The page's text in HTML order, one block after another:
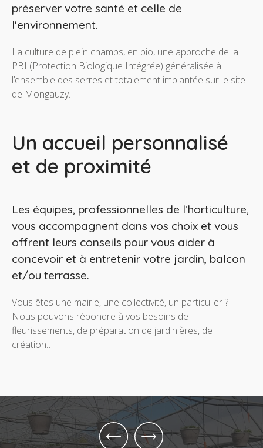
préserver votre santé et celle de
l'environnement.
La culture de plein champs, en bio, une approche de la
PBI (Protection Biologique Intégrée) généralisée à
l’ensemble des serres et totalement implantée sur le site
de Mongauzy.
Un accueil personnalisé
et de proximité
Les équipes, professionnelles de l’horticulture,
vous accompagnent dans vos choix et vous
offrent leurs conseils pour vous aider à
concevoir et à entretenir votre jardin, balcon
et/ou terrasse.
Vous êtes une mairie, une collectivité, un particulier ?
Nous pouvons répondre à vos besoins de
fleurissements, de préparation de jardinières, de
création…